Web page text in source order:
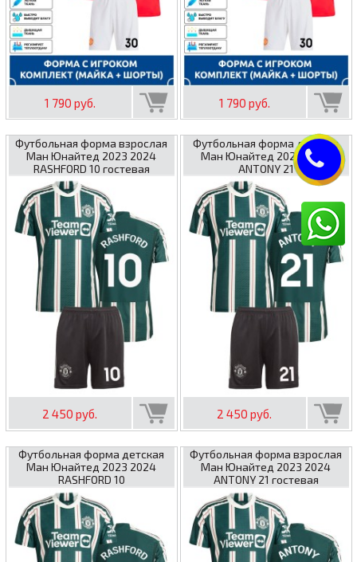
1 790 руб. 1 790 руб.
Футбольная форма взрослая
Ман Юнайтед 2023 2024
RASHFORD 10 гостевая
2 450 руб.
Футбольная форма детская
Ман Юнайтед 2023 2024
ANTONY 21
2 450 руб.
Футбольная форма детская
Ман Юнайтед 2023 2024
RASHFORD 10
Футбольная форма взрослая
Ман Юнайтед 2023 2024
ANTONY 21 гостевая